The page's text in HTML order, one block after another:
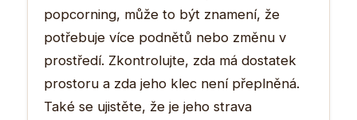
popcorning, může to být znamení, že
potřebuje více podnětů nebo změnu v
prostředí. Zkontrolujte, zda má dostatek
prostoru a zda jeho klec není přeplněná.
Také se ujistěte, že je jeho strava